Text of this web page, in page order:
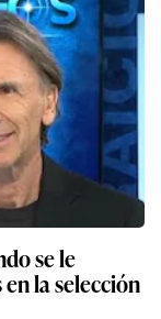
se le
la selección